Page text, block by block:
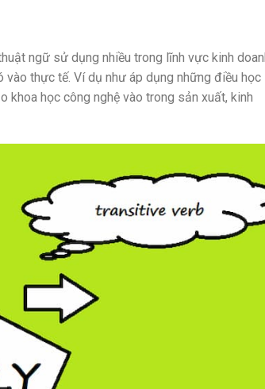
ngữ sử dụng nhiều trong lĩnh vực kinh
vào thực tế. Ví dụ như áp dụng những điều học
học công nghệ vào trong sản xuất, kinh